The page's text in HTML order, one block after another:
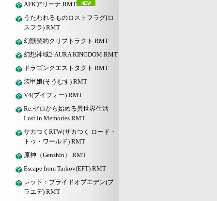
AFKアリーナ RMT
うたわれるものロストフラグ(ロ
スフラ) RMT
幻獣契約クリプトラクト RMT
幻想神域2-AURA KINGDOM RMT
ドラゴンクエストタクト RMT
装甲娘(そうむす) RMT
V4(ブイフォー) RMT
Re:ゼロから始める異世界生活
Lost in Memories RMT
サカつくRTW(サカつく ロード・
トゥ・ワールド) RMT
原神（Genshin） RMT
Escape from Tarkov(EFT) RMT
レッド：プライドオブエデン(プ
ラエデ) RMT